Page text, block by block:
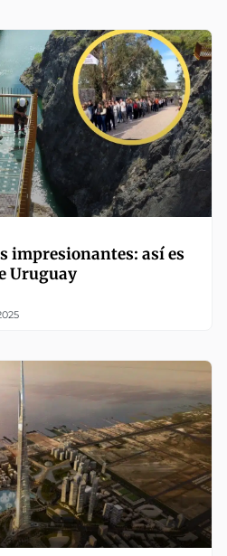
impresionantes: así es
Uruguay